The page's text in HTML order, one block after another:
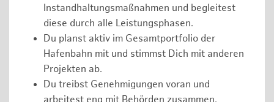
Instandhaltungsmaßnahmen und begleitest
diese durch alle Leistungsphasen.
Du planst aktiv im Gesamtportfolio der
Hafenbahn mit und stimmst Dich mit anderen
Projekten ab.
Du treibst Genehmigungen voran und